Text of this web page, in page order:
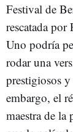
Festival de
rescatada
Uno podría
rodar una
prestigiosos
embargo, el
maestra de la